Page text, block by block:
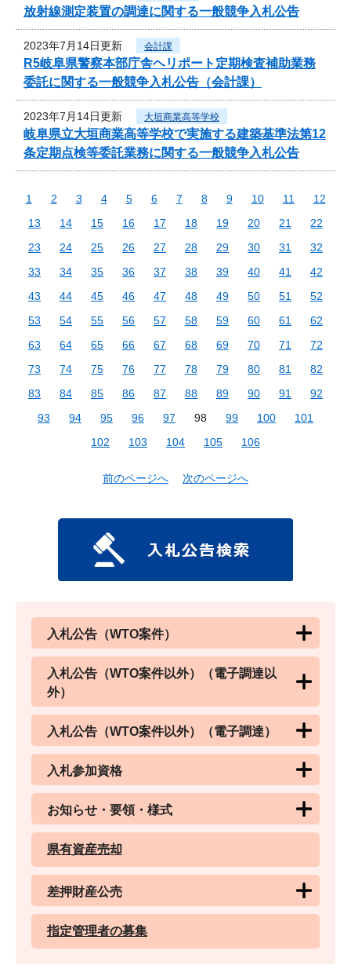
放射線測定装置の調達に関する一般競争入札公告
2023年7月14日更新 会計課
R5岐阜県警察本部庁舎ヘリポート定期検査補助業務
委託に関する一般競争入札公告（会計課）
2023年7月14日更新 大垣商業高等学校
岐阜県立大垣商業高等学校で実施する建築基準法第12
条定期点検等委託業務に関する一般競争入札公告
1 2 3 4 5 6 7 8 9 10 11
12
13
14 15 16 17 18 19 20 21
22
23
24 25 26 27 28 29 30 31
32
33
34 35 36 37 38 39 40 41
42
43
44 45 46 47 48 49 50 51
52
53
54 55 56 57 58 59 60 61
62
63
64 65 66 67 68 69 70 71
72
73
74 75 76 77 78 79 80 81
82
83
84 85 86 87 88 89 90 91
92
93
94 95 96 97 98 99 100
101
102
103 104 105 106
前のページへ 次のページへ
入札公告（WTO案件）
入札公告（WTO案件以外）（電子調達以
外）
入札公告（WTO案件以外）（電子調達）
入札参加資格
お知らせ・要領・様式
県有資産売却
差押財産公売
指定管理者の募集